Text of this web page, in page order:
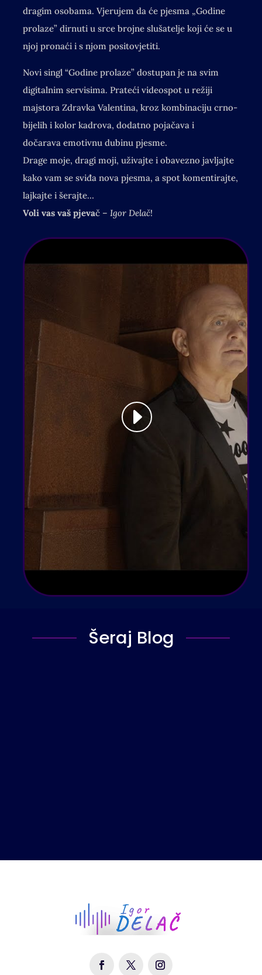
dragim osobama. Vjerujem da će pjesma „Godine
prolaze” dirnuti u srce brojne slušatelje koji će se u
njoj pronaći i s njom positovjetiti.
Novi singl “Godine prolaze” dostupan je na svim
digitalnim servisima. Prateći videospot u režiji
majstora Zdravka Valentina, kroz kombinaciju crno-
bijelih i kolor kadrova, dodatno pojačava i
dočarava emotivnu dubinu pjesme.
Drage moje, dragi moji, uživajte i obavezno javljajte
kako vam se sviđa nova pjesma, a spot komentirajte,
lajkajte i šerajte…
Voli vas vaš pjevač – Igor Delač!
Šeraj Blog